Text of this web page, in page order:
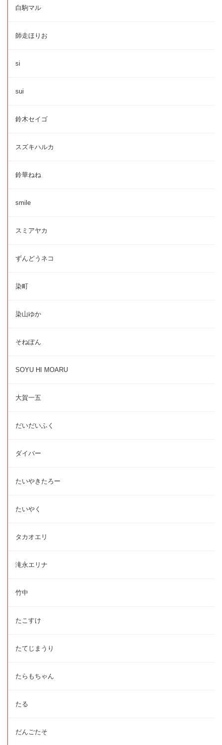
白駒マル
師走ほりお
si
sui
鈴木セイゴ
スズキハルカ
鈴華ねね
smile
スミアヤカ
ずんどうネコ
染町
染山ゆか
そねぽん
SOYU HI MOARU
大賀一五
だいだいふく
ダイバー
たいやきたろー
たいやく
タカオエリ
滝永エリナ
竹中
たこすけ
たてじまうり
たらもちゃん
たる
だんごたそ